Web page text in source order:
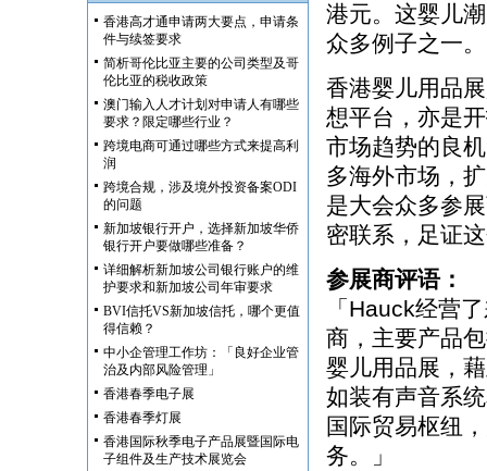
香港高才通申请两大要点，申请条
件与续签要求
简析哥伦比亚主要的公司类型及哥
伦比亚的税收政策
澳门输入人才计划对申请人有哪些
要求？限定哪些行业？
跨境电商可通过哪些方式来提高利
润
跨境合规，涉及境外投资备案ODI
的问题
新加坡银行开户，选择新加坡华侨
银行开户要做哪些准备？
详细解析新加坡公司银行账户的维
护要求和新加坡公司年审要求
BVI信托VS新加坡信托，哪个更值
得信赖？
中小企管理工作坊：「良好企业管
治及内部风险管理」
香港春季电子展
香港春季灯展
香港国际秋季电子产品展暨国际电
子组件及生产技术展览会
港元。这婴儿
众多例子之一。
香港婴儿用品
想平台，亦是
市场趋势的良
多海外市场，
是大会众多参
密联系，足证
参展商评语：
「Hauck经营
商，主要产品
婴儿用品展，
如装有声音系
国际贸易枢纽
务。」